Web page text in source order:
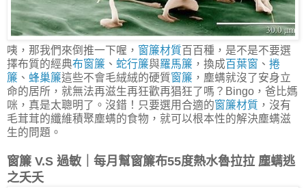
咦，那我們來倒推一下喔， 窗簾材質百百種，是不是不要選
擇布質的經典布窗簾 、 蛇行簾與羅馬簾 ，換成百葉窗 、 捲
簾 、 蜂巢簾這些不會毛絨絨的硬質窗簾 ，塵螨就沒了安身立
命的居所，就無法再滋生再狂歡再猖狂了嗎？Bingo，爸比媽
咪，真是太聰明了。沒錯！只要選用合適的窗簾材質 ，沒有
毛茸茸的纖維積聚塵螨的食物，就可以根本性的解決塵螨滋
生的問題。
窗簾 V.S 過敏｜每月幫窗簾布55度熱水魯拉拉 塵螨逃
之夭夭